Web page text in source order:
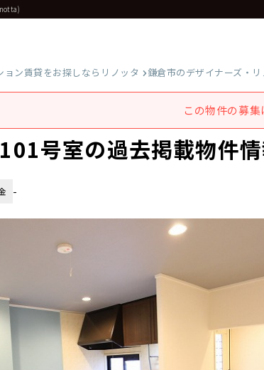
ン賃貸をお探しならリノッタ 鎌倉市のデザイナーズ・
この物件の募集
号室の過去掲載物件
-